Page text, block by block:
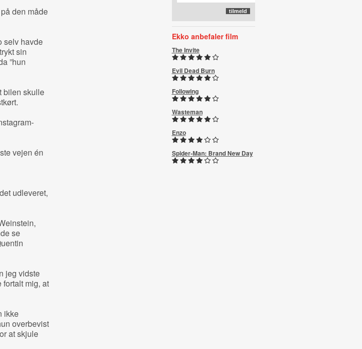
den måde
selv havde
sin
”hun
bilen skulle
vejen én
udleveret,
se
jeg vidste
mig, at
ikke
overbevist
at skjule
Ekko anbefaler film
The Invite
Evil Dead Burn
Following
Wasteman
Enzo
Spider-Man: Brand New Day